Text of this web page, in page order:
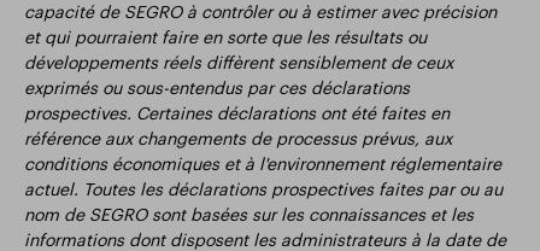
capacité de SEGRO à contrôler ou à estimer avec précision
et qui pourraient faire en sorte que les résultats ou
développements réels diffèrent sensiblement de ceux
exprimés ou sous-entendus par ces déclarations
prospectives. Certaines déclarations ont été faites en
référence aux changements de processus prévus, aux
conditions économiques et à l'environnement réglementaire
actuel. Toutes les déclarations prospectives faites par ou au
nom de SEGRO sont basées sur les connaissances et les
informations dont disposent les administrateurs à la date de